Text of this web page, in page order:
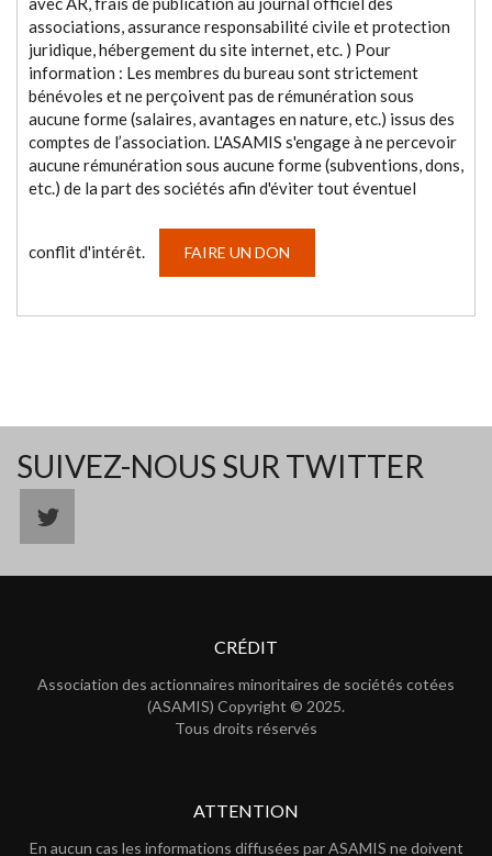
associations, assurance responsabilité civile et protection
juridique, hébergement du site internet, etc. ) Pour
information : Les membres du bureau sont strictement
bénévoles et ne perçoivent pas de rémunération sous
aucune forme (salaires, avantages en nature, etc.) issus des
comptes de l’association. L'ASAMIS s'engage à ne percevoir
aucune rémunération sous aucune forme (subventions, dons,
etc.) de la part des sociétés afin d'éviter tout éventuel
conflit d'intérêt. FAIRE UN DON
SUIVEZ-NOUS SUR TWITTER
CRÉDIT
Association des actionnaires minoritaires de sociétés cotées
(ASAMIS) Copyright © 2025.
Tous droits réservés
ATTENTION
En aucun cas les informations diffusées par ASAMIS ne doivent